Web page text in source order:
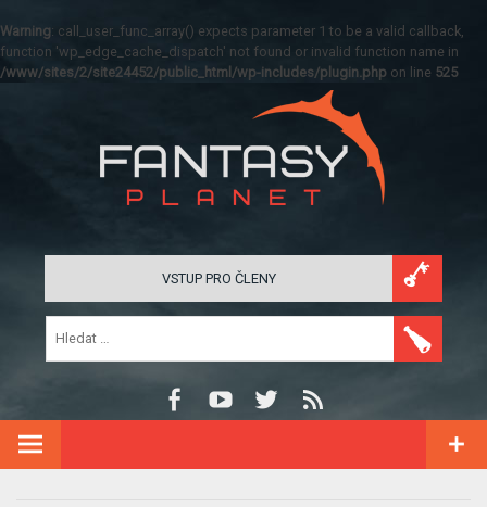
Warning: call_user_func_array() expects parameter 1 to be a valid callback,
function 'wp_edge_cache_dispatch' not found or invalid function name in
/www/sites/2/site24452/public_html/wp-includes/plugin.php on line 525
VSTUP PRO ČLENY